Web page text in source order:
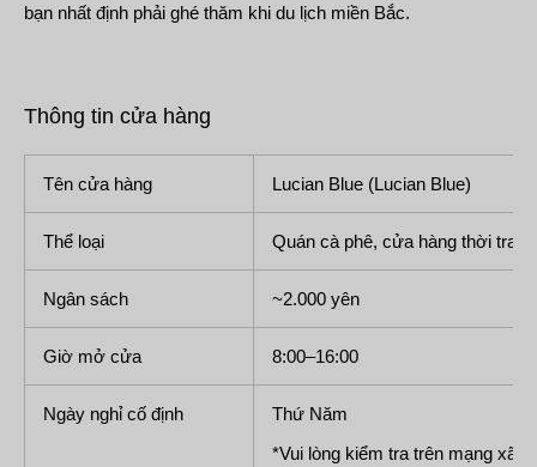
bạn nhất định phải ghé thăm khi du lịch miền Bắc.
Thông tin cửa hàng
Tên cửa hàng Lucian Blue (Lucian Blue)
Thể loại Quán cà phê, cửa hàng thời
Ngân sách ~2.000 yên
Giờ mở cửa 8:00–16:00
Ngày nghỉ cố định
Thứ Năm
*Vui lòng kiểm tra trên mạng xã